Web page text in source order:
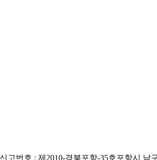
고번호 : 제2010-경북포항-35호 포항시 남